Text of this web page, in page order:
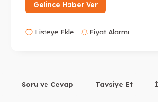
Gelince Haber Ver
Listeye Ekle Fiyat Alarmı
Soru ve Cevap Tavsiye Et